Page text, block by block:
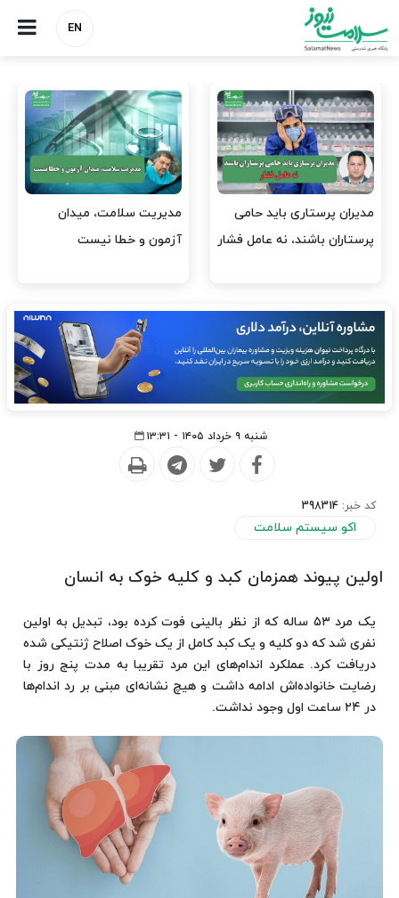
EN
وقت وزیر بهداشت باید صرف
افتتاح پروژه‌ها شود؟
واردات دارو و کالاهای اساسی
باید در اولویت تخصیص ارز
شنبه ۹ خرداد ۱۴۰۵ - ۱۳:۳۱
کد خبر: 398314
اکو سیستم سلامت
اولین پیوند همزمان کبد و کلیه خوک به انسان
یک مرد ۵۳ ساله که از نظر بالینی فوت کرده بود، تبدیل به اولین
نفری شد که دو کلیه و یک کبد کامل از یک خوک اصلاح ژنتیکی شده
دریافت کرد. عملکرد اندام‌های این مرد تقریبا به مدت پنج روز با
رضایت خانواده‌اش ادامه داشت و هیچ نشانه‌ای مبنی بر رد اندام‌ها
در ۲۴ ساعت اول وجود نداشت.